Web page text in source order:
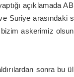
açıklamada
Suriye arasındaki
askerimiz
sonra bu